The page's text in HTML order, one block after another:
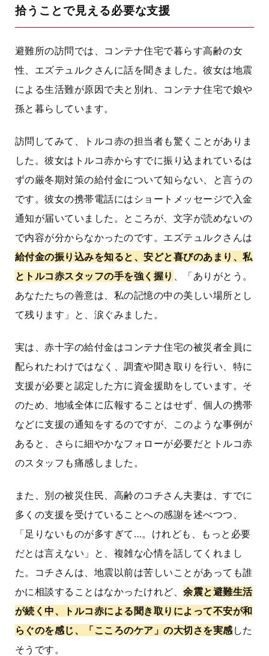
拾うことで見える必要な支援
避難所の訪問では、コンテナ住宅で暮らす高齢の女
性、エズテュルクさんに話を聞きました。彼女は地震
による生活難が原因で夫と別れ、コンテナ住宅で娘や
孫と暮らしています。
訪問してみて、トルコ赤の担当者も驚くことがありま
した。彼女はトルコ赤からすでに振り込まれているは
ずの厳冬期対策の給付金について知らない、と言うの
です。彼女の携帯電話にはショートメッセージで入金
通知が届いていました。ところが、文字が読めないの
で内容が分からなかったのです。エズテュルクさんは
給付金の振り込みを知ると、安どと喜びのあまり、私
とトルコ赤スタッフの手を強く握り 、「ありがとう。
あなたたちの善意は、私の記憶の中の美しい場所とし
て残ります」と、涙ぐみました。
実は、赤十字の給付金はコンテナ住宅の被災者全員に
配られたわけではなく、調査や聞き取りを行い、特に
支援が必要と認定した方に資金援助をしています。そ
のため、地域全体に広報することはせず、個人の携帯
などに支援の通知をするのですが、このような事例が
あると、さらに細やかなフォローが必要だとトルコ赤
のスタッフも痛感しました。
また、別の被災住民、高齢のコチさん夫妻は、すでに
多くの支援を受けていることへの感謝を述べつつ、
「足りないものが多すぎて…。けれども、もっと必要
だとは言えない」と、複雑な心情を話してくれまし
た。コチさんは、地震以前は苦しいことがあっても誰
かに相談することはなかったけれど、余震と避難生活
が続く中、トルコ赤による聞き取りによって不安が和
らぐのを感じ、「こころのケア」の大切さを実感した
そうです。